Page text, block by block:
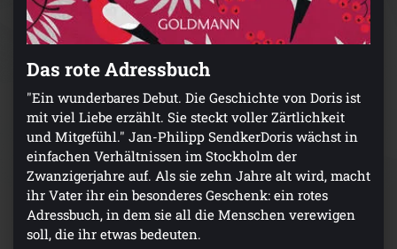
Das rote Adressbuch
"Ein wunderbares Debut. Die Geschichte von Doris ist
mit viel Liebe erzählt. Sie steckt voller Zärtlichkeit
und Mitgefühl." Jan-Philipp SendkerDoris wächst in
einfachen Verhältnissen im Stockholm der
Zwanzigerjahre auf. Als sie zehn Jahre alt wird, macht
ihr Vater ihr ein besonderes Geschenk: ein rotes
Adressbuch, in dem sie all die Menschen verewigen
soll, die ihr etwas bedeuten.